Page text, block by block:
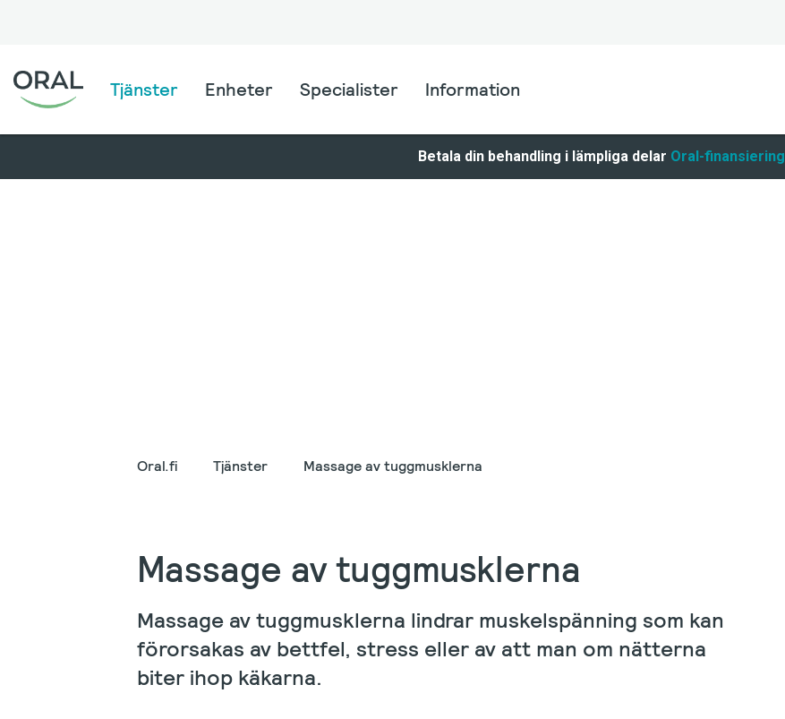
Tjänster Enheter Specialister Information
Betala din behandling i lämpliga delar Oral-finansiering
Oral.fi Tjänster Massage av tuggmusklerna
Massage av tuggmusklerna
Massage av tuggmusklerna lindrar muskelspänning som kan
förorsakas av bettfel, stress eller av att man om nätterna
biter ihop käkarna.